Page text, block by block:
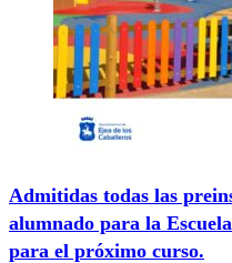
Admitidas todas las
alumnado para la
para el próximo curso.